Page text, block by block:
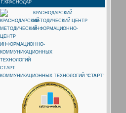
КРАСНОДАРСКИЙ
МЕТОДИЧЕСКИЙ ЦЕНТР
ИНФОРМАЦИОННО-
КОММУНИКАЦИОННЫХ ТЕХНОЛОГИЙ "СТАРТ"